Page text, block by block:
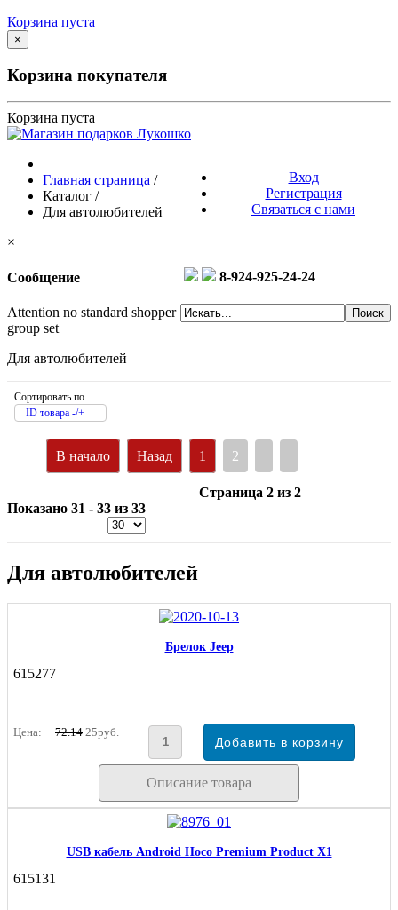
Корзина пуста
×
Корзина покупателя
Корзина пуста
Вход
Регистрация
Связаться с нами
8-924-925-24-24
Главная страница /
Каталог /
Для автолюбителей
×
Сообщение
Attention no standard shopper
group set
Для автолюбителей
Сортировать по
ID товара -/+
В начало Назад 1 2
Страница 2 из 2
Показано 31 - 33 из 33
Для автолюбителей
Брелок Jeep
615277
Цена: 72.14 25руб.
Описание товара
USB кабель Android Hoco Premium Product X1
615131